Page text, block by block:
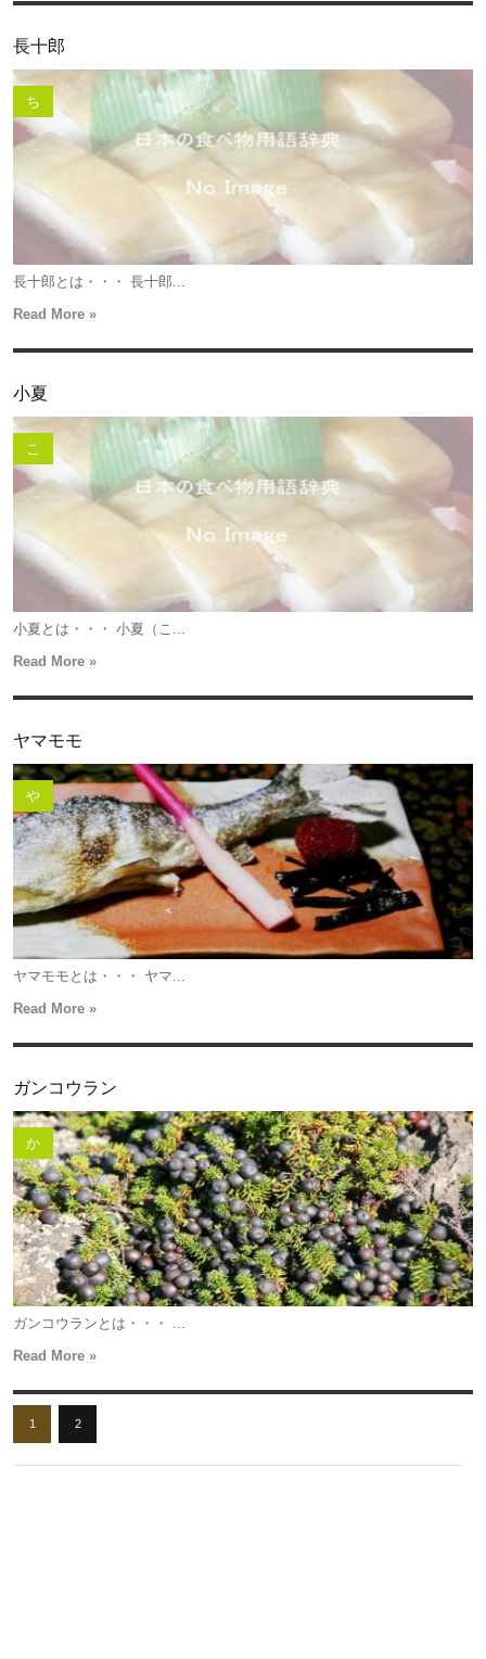
長十郎
ち
長十郎とは・・・ 長十郎...
Read More »
小夏
こ
小夏とは・・・ 小夏（こ...
Read More »
ヤマモモ
や
ヤマモモとは・・・ ヤマ...
Read More »
ガンコウラン
か
ガンコウランとは・・・ ...
Read More »
1 2